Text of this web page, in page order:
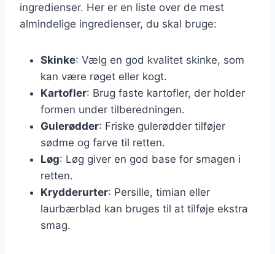
ingredienser. Her er en liste over de mest
almindelige ingredienser, du skal bruge:
Skinke: Vælg en god kvalitet skinke, som
kan være røget eller kogt.
Kartofler: Brug faste kartofler, der holder
formen under tilberedningen.
Gulerødder: Friske gulerødder tilføjer
sødme og farve til retten.
Løg: Løg giver en god base for smagen i
retten.
Krydderurter: Persille, timian eller
laurbærblad kan bruges til at tilføje ekstra
smag.